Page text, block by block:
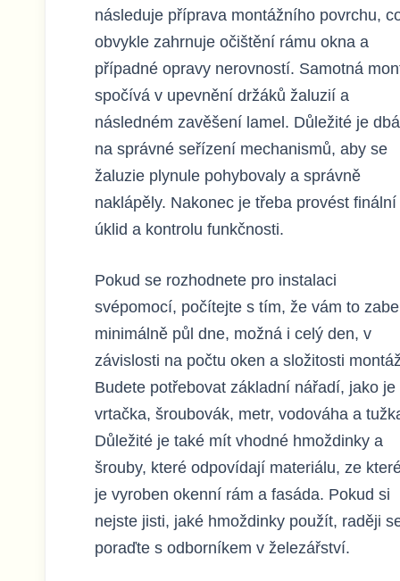
následuje příprava montážního povrchu,
obvykle zahrnuje očištění rámu okna a
případné opravy nerovností. Samotná
spočívá v upevnění držáků žaluzií a
následném zavěšení lamel. Důležité je
na správné seřízení mechanismů, aby se
žaluzie plynule pohybovaly a správně
naklápěly. Nakonec je třeba provést finální
úklid a kontrolu funkčnosti.
Pokud se rozhodnete pro instalaci
svépomocí, počítejte s tím, že vám to
minimálně půl dne, možná i celý den, v
závislosti na počtu oken a složitosti
Budete potřebovat základní nářadí, jako je
vrtačka, šroubovák, metr, vodováha a
Důležité je také mít vhodné hmoždinky a
šrouby, které odpovídají materiálu, ze
je vyroben okenní rám a fasáda. Pokud si
nejste jisti, jaké hmoždinky použít, raději
poraďte s odborníkem v železářství.